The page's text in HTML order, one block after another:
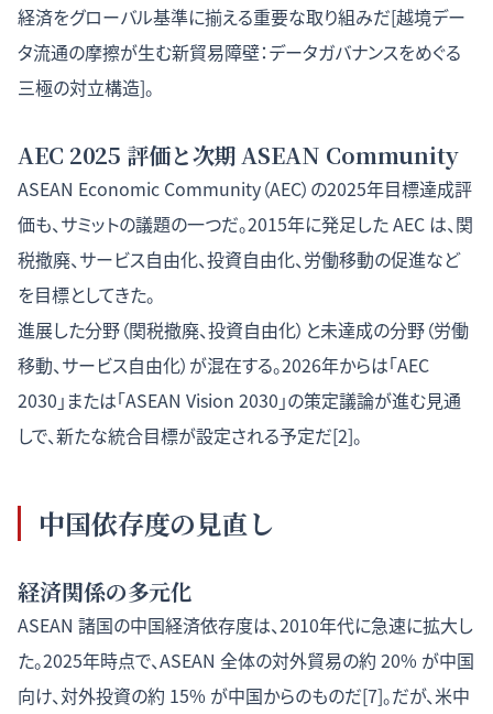
経済をグローバル基準に揃える重要な取り組みだ[越境デー
タ流通の摩擦が生む新貿易障壁：データガバナンスをめぐる
三極の対立構造]。
AEC 2025 評価と次期 ASEAN Community
ASEAN Economic Community（AEC）の2025年目標達成評
価も、サミットの議題の一つだ。2015年に発足した AEC は、関
税撤廃、サービス自由化、投資自由化、労働移動の促進など
を目標としてきた。
進展した分野（関税撤廃、投資自由化）と未達成の分野（労働
移動、サービス自由化）が混在する。2026年からは「AEC
2030」または「ASEAN Vision 2030」の策定議論が進む見通
しで、新たな統合目標が設定される予定だ[2]。
中国依存度の見直し
経済関係の多元化
ASEAN 諸国の中国経済依存度は、2010年代に急速に拡大し
た。2025年時点で、ASEAN 全体の対外貿易の約 20% が中国
向け、対外投資の約 15% が中国からのものだ[7]。だが、米中